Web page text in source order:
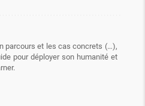
parcours et les cas concrets (…),
pour déployer son humanité et